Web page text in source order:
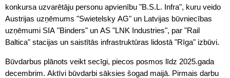
konkursa uzvarētāju personu apvienību "B.S.L. Infra", kuru veido
Austrijas uzņēmums "Swietelsky AG" un Latvijas būvniecības
uzņēmumi SIA "Binders" un AS "LNK Industries", par "Rail
Baltica" stacijas un saistītās infrastruktūras lidostā "Rīga" izbūvi.
Būvdarbus plānots veikt secīgi, piecos posmos līdz 2025.gada
decembrim. Aktīvi būvdarbi sāksies šogad maijā. Pirmais darbu